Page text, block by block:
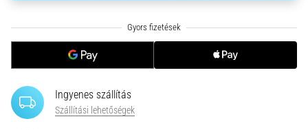
leghatékonyabb
kezelések
Éles
tapasztalsz
futás
Ingyenes szállítás
Szállítási lehetőségek